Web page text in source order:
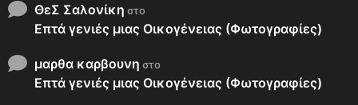
ΘεΣ Σαλονίκη στο
Επτά γενιές μιας Οικογένειας (Φωτογραφίες)
μαρθα καρβουνη στο
Επτά γενιές μιας Οικογένειας (Φωτογραφίες)